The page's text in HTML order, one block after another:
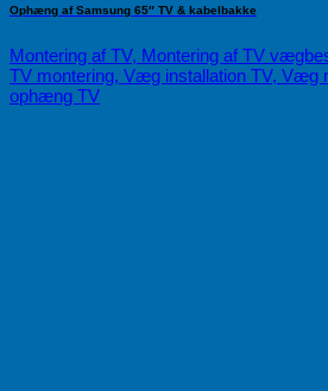
Ophæng af Samsung 65″ TV & kabelbakke
Montering af TV, Montering af TV
TV montering, Væg installation TV, Væg
ophæng TV